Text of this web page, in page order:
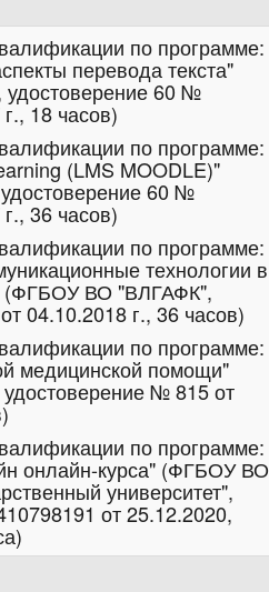
по программе:
перевода текста"
60 №
18 часов)
по программе:
(LMS MOODLE)"
60 №
36 часов)
по программе:
технологии в
(ФГБОУ ВО "ВЛГАФК",
04.10.2018 г., 36 часов)
по программе:
медицинской помощи"
№ 815 от
по программе:
онлайн-курса" (ФГБОУ ВО
университет",
от 25.12.2020,